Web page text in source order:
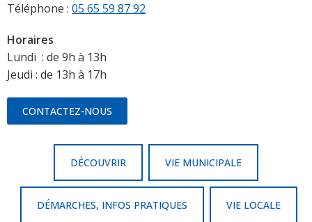
Téléphone : 05 65 59 87 92
Horaires
Lundi : de 9h à 13h
Jeudi : de 13h à 17h
CONTACTEZ-NOUS
DÉCOUVRIR VIE MUNICIPALE
DÉMARCHES, INFOS PRATIQUES VIE LOCALE